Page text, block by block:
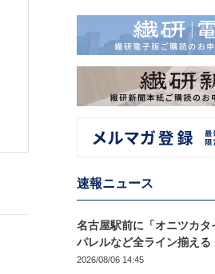
速報ニュース
名古屋駅前に「オニツカ
パレルなど全ライン揃える
2026/08/06 14:45